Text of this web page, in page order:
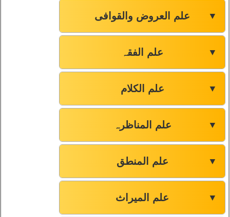
علم العروض والقوافی ▼
علم الفقہ ▼
علم الکلام ▼
علم المناظرہ ▼
علم المنطق ▼
علم المیراث ▼